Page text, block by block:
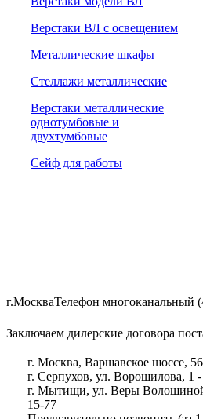
Верстаки ВЛ с освещением
Металлические шкафы
Стеллажи металлические
Верстаки металлические
однотумбовые и
двухтумбовые
Сейф для работы
г.МоскваТелефон многоканальный
Заключаем дилерские договора
г. Москва, Варшавское шоссе,
г. Серпухов, ул. Ворошилова, 1
г. Мытищи, ул. Веры
15-77